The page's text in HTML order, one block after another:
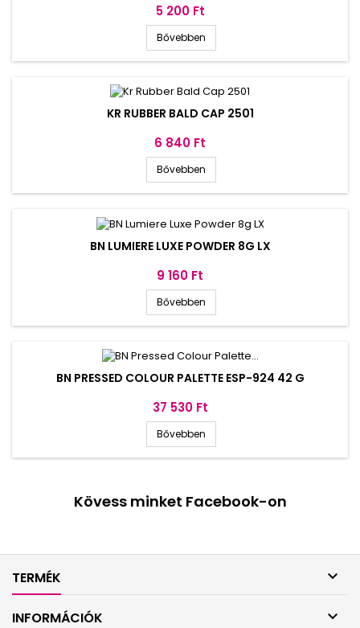
Ár
5 200 Ft
Bővebben
KR RUBBER BALD CAP 2501
Ár
6 840 Ft
Bővebben
BN LUMIERE LUXE POWDER 8G LX
Ár
9 160 Ft
Bővebben
BN PRESSED COLOUR PALETTE ESP-924 42 G
Ár
37 530 Ft
Bővebben
Kövess minket Facebook-on
TERMÉK 
INFORMÁCIÓK 